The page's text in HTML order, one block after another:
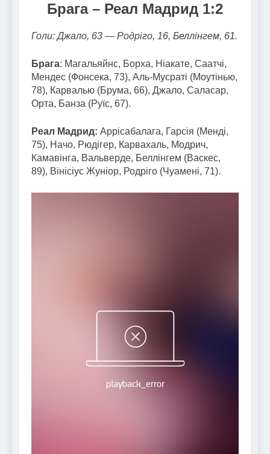
Брага – Реал Мадрид 1:2
Голи: Джало, 63 — Родріго, 16, Беллінгем, 61.
Брага: Магальяйнс, Борха, Ніакате, Саатчі,
Мендес (Фонсека, 73), Аль-Мусраті (Моутінью,
78), Карвалью (Брума, 66), Джало, Саласар,
Орта, Банза (Руїс, 67).
Реал Мадрид: Аррісабалага, Гарсія (Менді,
75), Начо, Рюдігер, Карвахаль, Модрич,
Камавінга, Вальверде, Беллінгем (Васкес,
89), Вінісіус Жуніор, Родріго (Чуамені, 71).